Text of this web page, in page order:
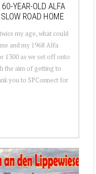
YEAR-OLD ALFA
ROAD HOME
my age, what could
and my 1968 Alfa
1300 as we set off onto
the aim of getting to
you to SPConnect for